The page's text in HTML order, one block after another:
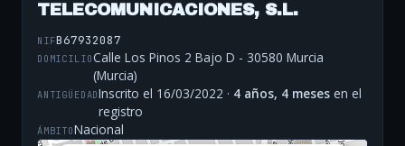
TELECOMUNICACIONES, S.L.
NIFB67932087
DOMICILIOCalle Los Pinos 2 Bajo D - 30580 Murcia
(Murcia)
ANTIGÜEDADInscrito el 16/03/2022 · 4 años, 4 meses en el
registro
ÁMBITONacional